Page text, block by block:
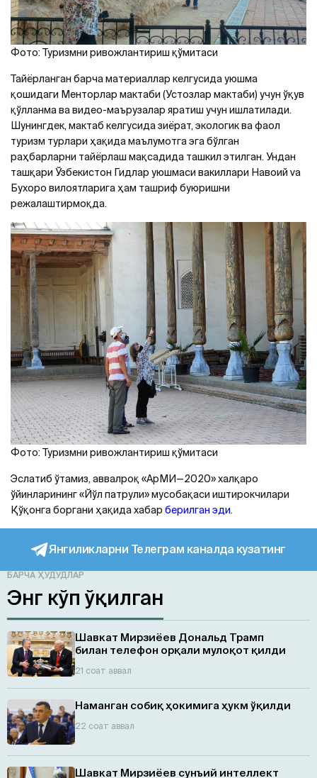
Фото: Туризмни ривожлантириш қўмитаси
Тайёрланган барча материаллар келгусида уюшма
қошидаги Менторлар мактаби (Устозлар мактаби) учун ўқув
қўлланма ва видео-маърузалар яратиш учун ишлатилади.
Шунингдек, мактаб келгусида зиёрат, экологик ва фаол
туризм турлари ҳақида маълумотга эга бўлган
раҳбарларни тайёрлаш мақсадида ташкил этилган. Ундан
ташқари Ўзбекистон Гидлар уюшмаси вакиллари Навоий va
Бухоро вилоятларига ҳам ташриф буюришни
режалаштирмоқда.
Фото: Туризмни ривожлантириш қўмитаси
Эслатиб ўтамиз, аввалроқ «АрМИ—2020» халқаро
ўйинларининг «Йўл патрули» мусобақаси иштирокчилари
Қўқонга боргани ҳақида хабар берилган эди.
Янгиликларни Телеграм каналда кузатинг
БАРЧА ҲУДУДЛАР
Энг кўп ўқилган
Шавкат Мирзиёев Дональд Трамп
билан телефон орқали мулоқот қилди
21 соат аввал
Наманган собиқ ҳокимига ҳукм ўқилди
22 соат аввал
Шавкат Мирзиёев сунъий интеллект